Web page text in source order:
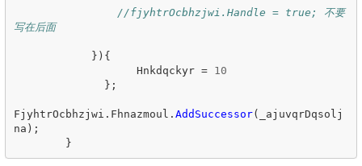
//fjyhtrOcbhzjwi.Handle = true; 不要
写在后面
}){
Hnkdqckyr =
10
};
FjyhtrOcbhzjwi . Fhnazmoul . AddSuccessor( _ajuvqrDqsolj
na );
}